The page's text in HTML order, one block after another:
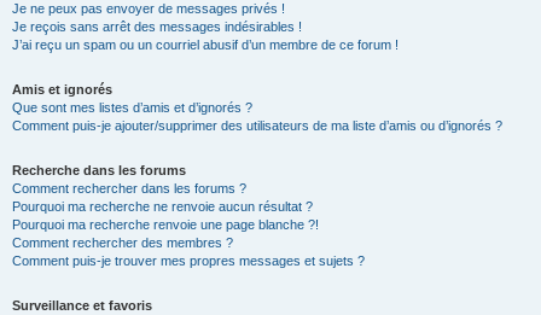
Je ne peux pas envoyer de messages privés !
Je reçois sans arrêt des messages indésirables !
J’ai reçu un spam ou un courriel abusif d’un membre de ce forum !
Amis et ignorés
Que sont mes listes d’amis et d’ignorés ?
Comment puis-je ajouter/supprimer des utilisateurs de ma liste d’amis ou d’ignorés ?
Recherche dans les forums
Comment rechercher dans les forums ?
Pourquoi ma recherche ne renvoie aucun résultat ?
Pourquoi ma recherche renvoie une page blanche ?!
Comment rechercher des membres ?
Comment puis-je trouver mes propres messages et sujets ?
Surveillance et favoris